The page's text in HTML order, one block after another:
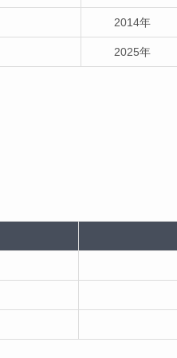
2014年
2025年